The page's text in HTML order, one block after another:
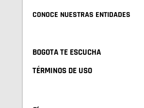
CONOCE NUESTRAS ENTIDADES
BOGOTA TE ESCUCHA
TÉRMINOS DE USO